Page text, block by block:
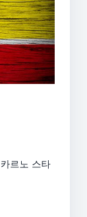
르노 스타